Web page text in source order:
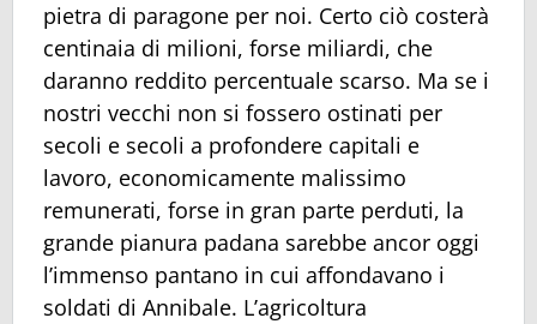
pietra di paragone per noi. Certo ciò costerà
centinaia di milioni, forse miliardi, che
daranno reddito percentuale scarso. Ma se i
nostri vecchi non si fossero ostinati per
secoli e secoli a profondere capitali e
lavoro, economicamente malissimo
remunerati, forse in gran parte perduti, la
grande pianura padana sarebbe ancor oggi
l’immenso pantano in cui affondavano i
soldati di Annibale. L’agricoltura